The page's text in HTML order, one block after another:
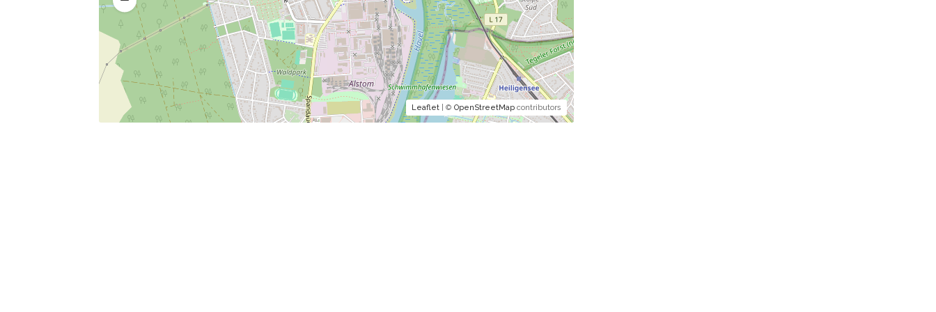
Leaflet| © OpenStreetMapcontributors